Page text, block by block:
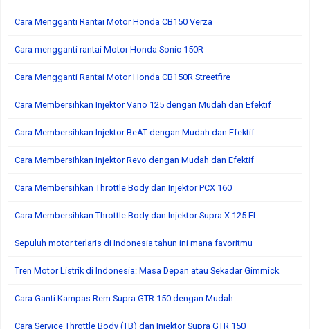
Cara Mengganti Rantai Motor Honda CB150 Verza
Cara mengganti rantai Motor Honda Sonic 150R
Cara Mengganti Rantai Motor Honda CB150R Streetfire
Cara Membersihkan Injektor Vario 125 dengan Mudah dan Efektif
Cara Membersihkan Injektor BeAT dengan Mudah dan Efektif
Cara Membersihkan Injektor Revo dengan Mudah dan Efektif
Cara Membersihkan Throttle Body dan Injektor PCX 160
Cara Membersihkan Throttle Body dan Injektor Supra X 125 FI
Sepuluh motor terlaris di Indonesia tahun ini mana favoritmu
Tren Motor Listrik di Indonesia: Masa Depan atau Sekadar Gimmick
Cara Ganti Kampas Rem Supra GTR 150 dengan Mudah
Cara Service Throttle Body (TB) dan Injektor Supra GTR 150